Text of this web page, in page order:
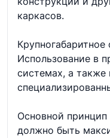
каркасов.
Крупногабаритное
Использование в
системах, а также
Основной
должно быть